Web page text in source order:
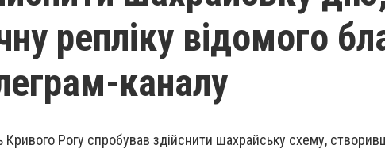
репліку відомого
каналу
Кривого Рогу спробував здійснити шахрайську схему,